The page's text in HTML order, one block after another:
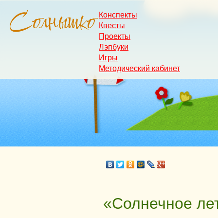
Конспекты
Квесты
Проекты
Лэпбуки
Игры
Методический кабинет
«Солнечное